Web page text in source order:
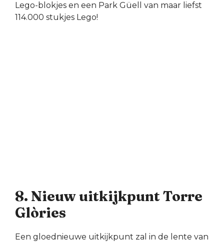
Lego-blokjes en een Park Güell van maar liefst
114.000 stukjes Lego!
8. Nieuw uitkijkpunt Torre
Glòries
Een gloednieuwe uitkijkpunt zal in de lente van